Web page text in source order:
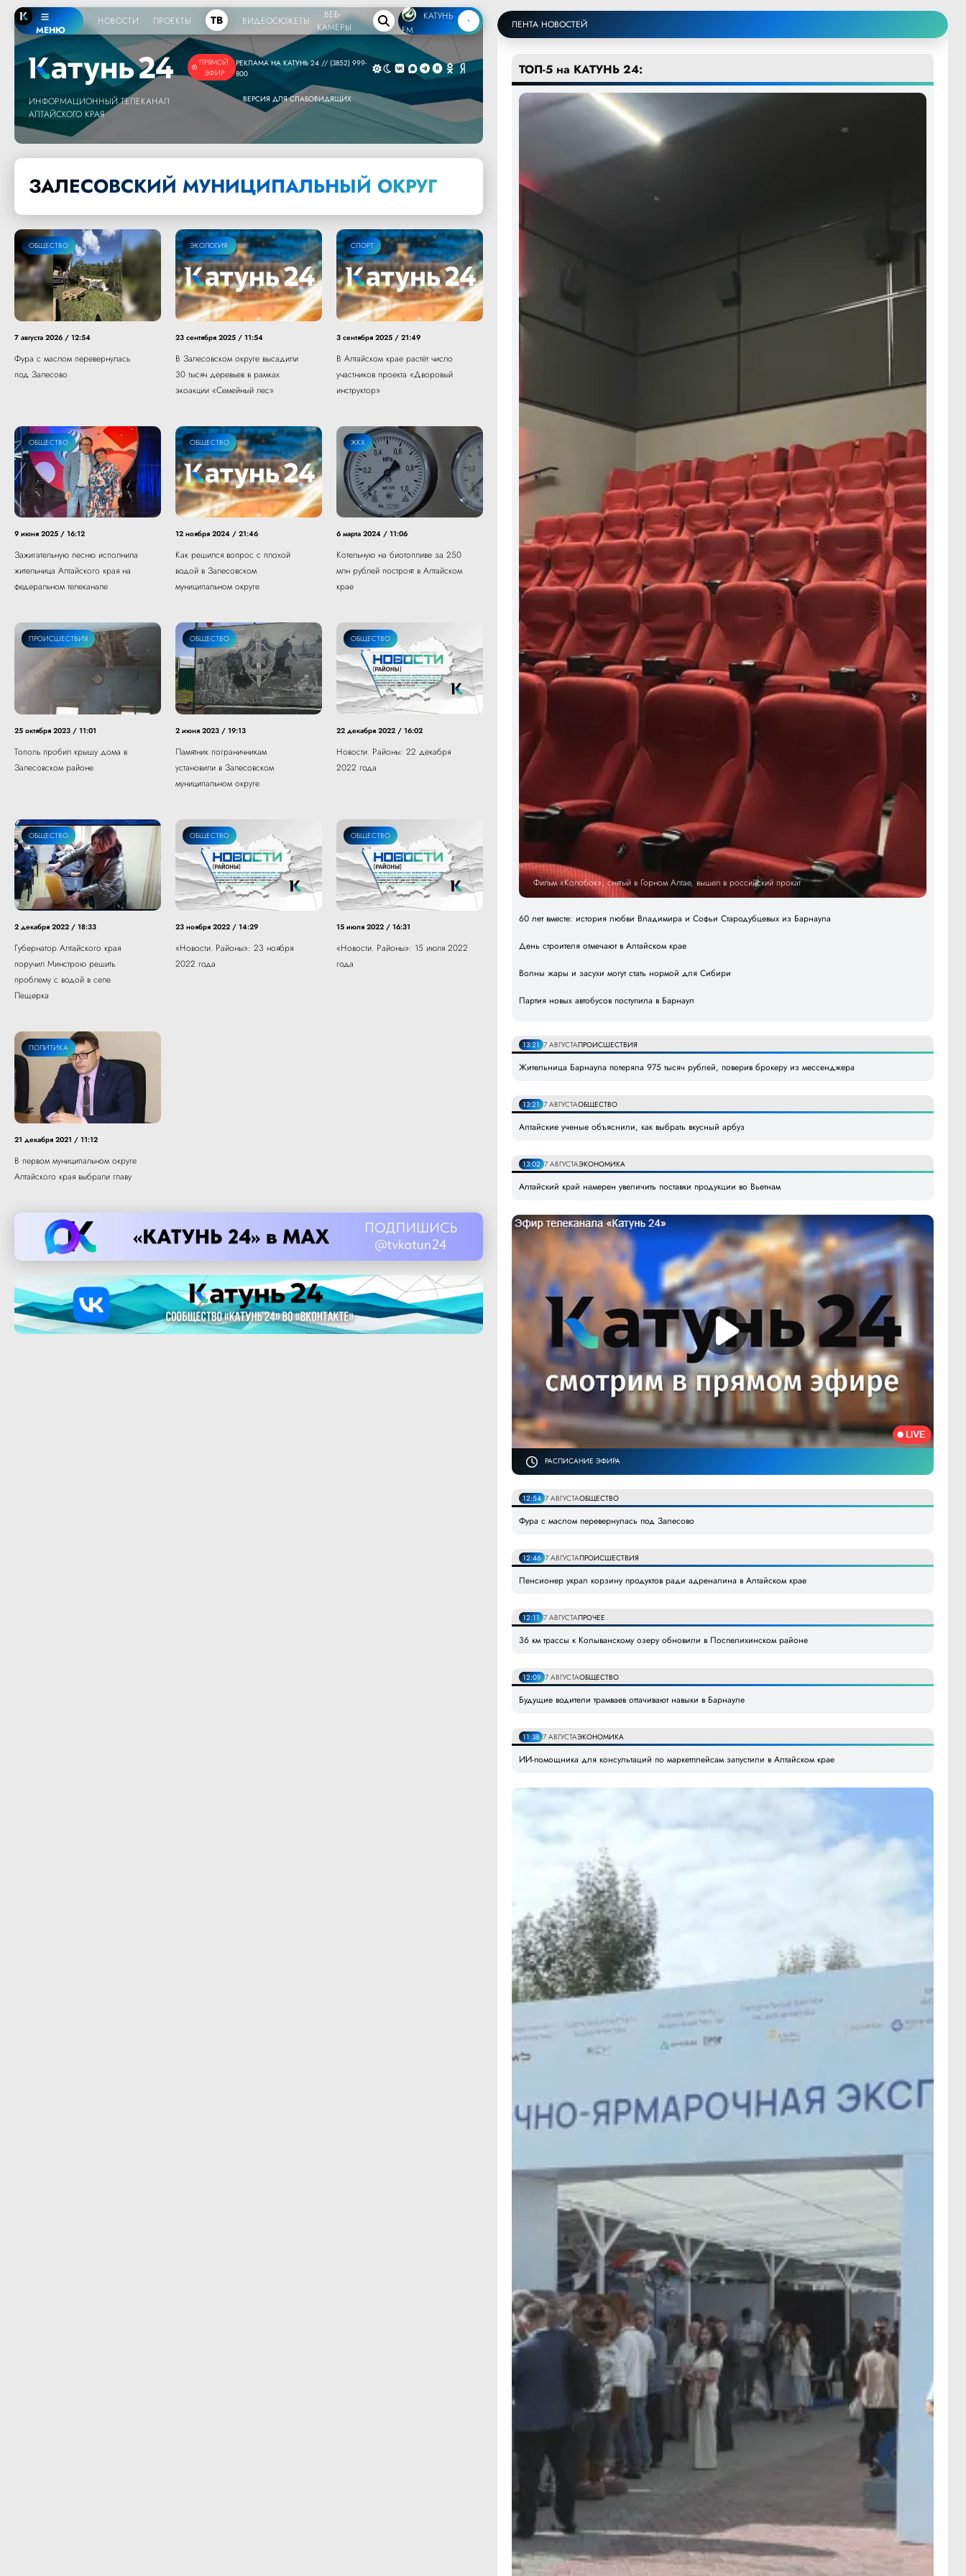
МЕНЮ
НОВОСТИ ПРОЕКТЫ ТВ ВИДЕОСЮЖЕТЫ
ВЕБ-
КАМЕРЫ
КАТУНЬ
FM
ПРЯМОЙ
ЭФИР
ИНФОРМАЦИОННЫЙ ТЕЛЕКАНАЛ
АЛТАЙСКОГО КРАЯ
РЕКЛАМА НА КАТУНЬ 24 // (3852) 999-
800
ВЕРСИЯ ДЛЯ СЛАБОВИДЯЩИХ
ЗАЛЕСОВСКИЙ МУНИЦИПАЛЬНЫЙ ОКРУГ
ОБЩЕСТВО
7 августа 2026 / 12:54
Фура с маслом перевернулась
под Залесово
ОБЩЕСТВО
ЭКОЛОГИЯ
23 сентября 2025 / 11:54
В Залесовском округе высадили
30 тысяч деревьев в рамках
экоакции «Семейный лес»
СПОРТ
3 сентября 2025 / 21:49
В Алтайском крае растёт число
участников проекта «Дворовый
инструктор»
ОБЩЕСТВО
9 июня 2025 / 16:12
Зажигательную песню исполнила
жительница Алтайского края на
федеральном телеканале
ОБЩЕСТВО
12 ноября 2024 / 21:46
Как решился вопрос с плохой
водой в Залесовском
муниципальном округе
ЖКХ
6 марта 2024 / 11:06
Котельную на биотопливе за 250
млн рублей построят в Алтайском
крае
ПРОИСШЕСТВИЯ
25 октября 2023 / 11:01
Тополь пробил крышу дома в
Залесовском районе
ОБЩЕСТВО
2 июня 2023 / 19:13
Памятник пограничникам
установили в Залесовском
муниципальном округе
ОБЩЕСТВО
22 декабря 2022 / 16:02
Новости. Районы: 22 декабря
2022 года
ОБЩЕСТВО
2 декабря 2022 / 18:33
Губернатор Алтайского края
поручил Минстрою решить
проблему с водой в селе
Пещерка
ОБЩЕСТВО
23 ноября 2022 / 14:29
«Новости. Районы»: 23 ноября
2022 года
ОБЩЕСТВО
15 июля 2022 / 16:31
«Новости. Районы»: 15 июля 2022
года
ПОЛИТИКА
21 декабря 2021 / 11:12
В первом муниципальном округе
Алтайского края выбрали главу
ЛЕНТА НОВОСТЕЙ
ТОП-5 на КАТУНЬ 24:
Фильм «Колобок», снятый в Горном Алтае, вышел в российский прокат
60 лет вместе: история любви Владимира и Софьи Стародубцевых из Барнаула
День строителя отмечают в Алтайском крае
Волны жары и засухи могут стать нормой для Сибири
Партия новых автобусов поступила в Барнаул
13:21 7 АВГУСТАПРОИСШЕСТВИЯ
Жительница Барнаула потеряла 975 тысяч рублей, поверив брокеру из мессенджера
13:21 7 АВГУСТАОБЩЕСТВО
Алтайские ученые объяснили, как выбрать вкусный арбуз
13:02 7 АВГУСТАЭКОНОМИКА
Алтайский край намерен увеличить поставки продукции во Вьетнам
РАСПИСАНИЕ ЭФИРА
12:54 7 АВГУСТАОБЩЕСТВО
Фура с маслом перевернулась под Залесово
12:46 7 АВГУСТАПРОИСШЕСТВИЯ
Пенсионер украл корзину продуктов ради адреналина в Алтайском крае
12:11 7 АВГУСТАПРОЧЕЕ
36 км трассы к Колыванскому озеру обновили в Поспелихинском районе
12:09 7 АВГУСТАОБЩЕСТВО
Будущие водители трамваев оттачивают навыки в Барнауле
11:38 7 АВГУСТАЭКОНОМИКА
ИИ-помощника для консультаций по маркетплейсам запустили в Алтайском крае